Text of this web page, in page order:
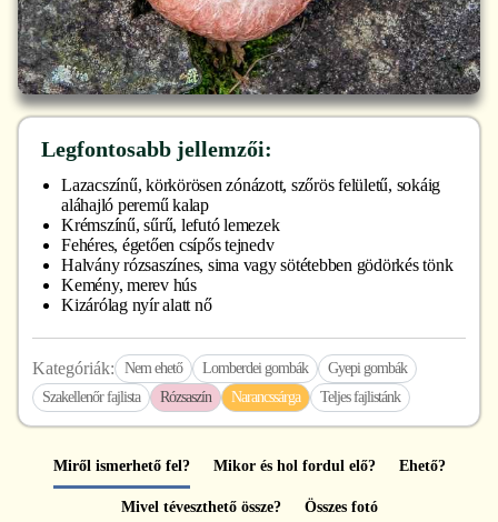
Legfontosabb jellemzői:
Lazacszínű, körkörösen zónázott, szőrös felületű, sokáig
aláhajló peremű kalap
Krémszínű, sűrű, lefutó lemezek
Fehéres, égetően csípős tejnedv
Halvány rózsaszínes, sima vagy sötétebben gödörkés tönk
Kemény, merev hús
Kizárólag nyír alatt nő
Kategóriák: Nem ehető Lomberdei gombák
Gyepi gombák
Szakellenőr fajlista
Rózsaszín Narancssárga Teljes fajlistánk
Miről ismerhető fel? Mikor és hol fordul elő? Ehető?
Mivel téveszthető össze? Összes fotó